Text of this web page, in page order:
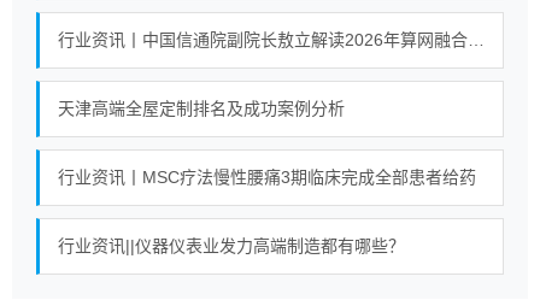
天津高端全屋定制排名及成功案例分析
行业资讯丨MSC疗法慢性腰痛3期临床完成全部患者给药
行业资讯||仪器仪表业发力高端制造都有哪些？